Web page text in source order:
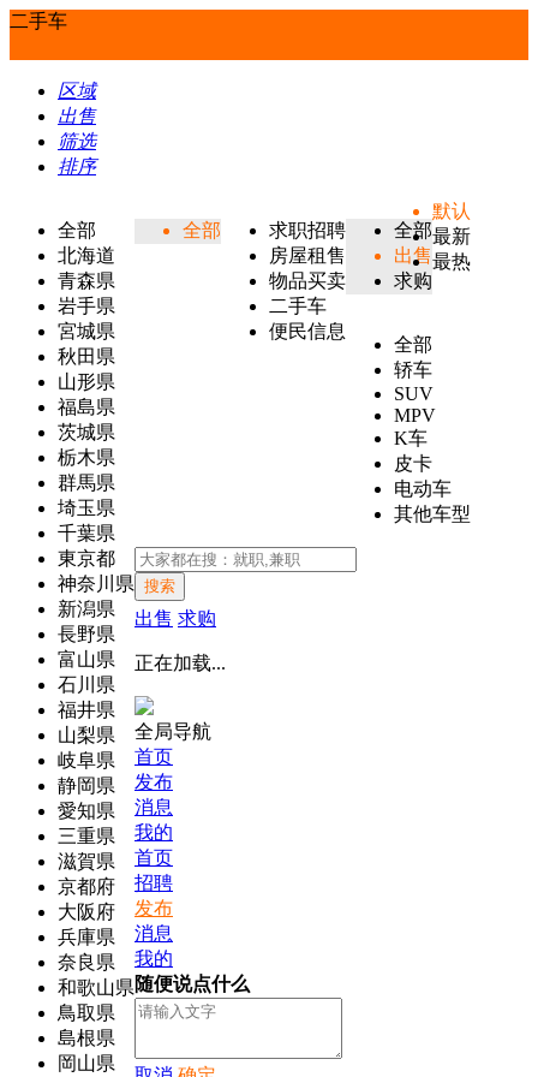
二手车
区域
出售
筛选
排序
全部
北海道
青森県
岩手県
宮城県
秋田県
山形県
福島県
茨城県
栃木県
群馬県
埼玉県
千葉県
東京都
神奈川県
新潟県
長野県
富山県
石川県
福井県
山梨県
岐阜県
静岡県
愛知県
三重県
滋賀県
京都府
大阪府
兵庫県
奈良県
和歌山県
鳥取県
島根県
岡山県
全部
求职招聘
房屋租售
物品买卖
二手车
便民信息
全部
出售
求购
全部
轿车
SUV
MPV
K车
皮卡
电动车
其他车型
默认
最新
最热
搜索
出售 求购
正在加载...
全局导航
首页
发布
消息
我的
首页
招聘
发布
消息
我的
随便说点什么